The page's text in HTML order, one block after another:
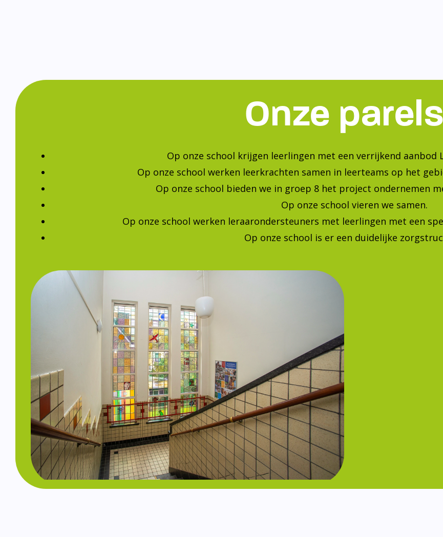
Onze parels
Op onze school krijgen leerlingen met een verrijkend aanbod
Op onze school werken leerkrachten samen in leerteams op het
Op onze school bieden we in groep 8 het project ondernemen
Op onze school vieren we samen.
Op onze school werken leraarondersteuners met leerlingen met een
Op onze school is er een duidelijke